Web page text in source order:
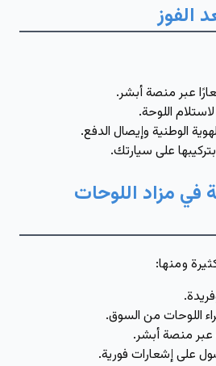
الفوز
عبر منصة أبشر.
اللوحة.
الوطنية وإيصال الدفع.
على سيارتك.
في مزاد اللوحات
ومنها:
اللوحات من السوق.
عبر منصة أبشر.
على إشعارات فورية.